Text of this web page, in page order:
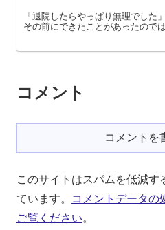
「退院したらやっぱり無理でした
その前にできたことがあったので
コメント
コメントを
このサイトはスパムを低減す
ています。 コメントデータの
ご覧ください。